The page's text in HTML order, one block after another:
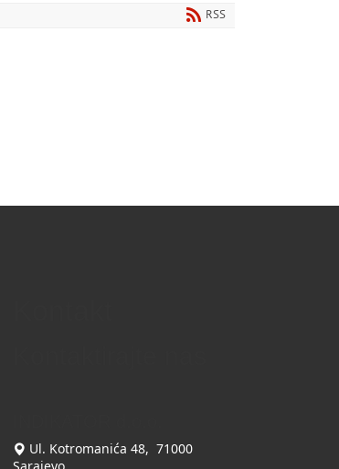
RSS
Ul. Kotromanića 48, 71000